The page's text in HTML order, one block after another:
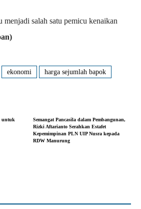
menjadi salah satu pemicu kenaikan
ekonomi
harga sejumlah bapok
untuk
Semangat Pancasila dalam Pembangunan,
Rizki Aftarianto Serahkan Estafet
Kepemimpinan PLN UIP Nusra kepada
RDW Manurung